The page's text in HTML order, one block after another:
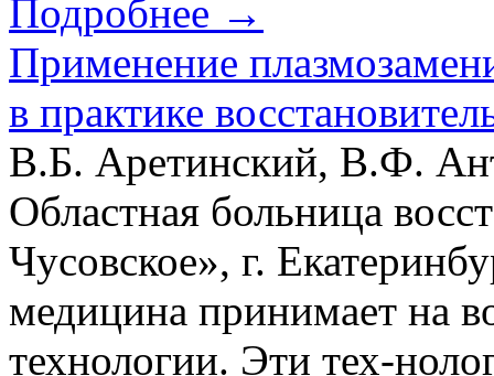
Подробнее →
Применение
в практике
В.Б. Аретинский, В.Ф.
Областная больница
Чусовское», г.
медицина принимает на
технологии. Эти тех-